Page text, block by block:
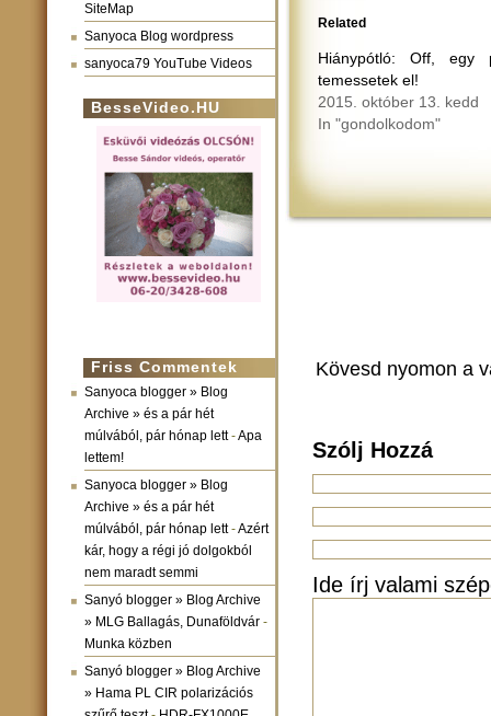
SiteMap
Sanyoca Blog wordpress
sanyoca79 YouTube Videos
BesseVideo.HU
Friss Commentek
Sanyoca blogger » Blog
Archive » és a pár hét
múlvából, pár hónap lett-Apa
lettem!
Sanyoca blogger » Blog
Archive » és a pár hét
múlvából, pár hónap lett-Azért
kár, hogy a régi jó dolgokból
nem maradt semmi
Sanyó blogger » Blog Archive
» MLG Ballagás, Dunaföldvár -
Munka közben
Sanyó blogger » Blog Archive
» Hama PL CIR polarizációs
Related
Hiánypótló: Off, egy
temessetek el!
2015. október 13. kedd
In "gondolkodom"
Kövesd nyomon a
Szólj Hozzá
Ide írj valami